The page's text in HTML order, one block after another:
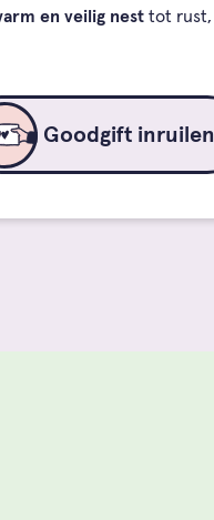
en veilig nesttot rust,
Goodgift inruilen